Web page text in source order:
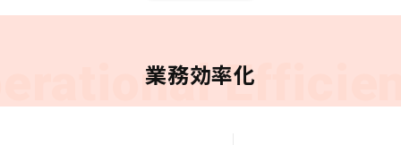
業務効率化